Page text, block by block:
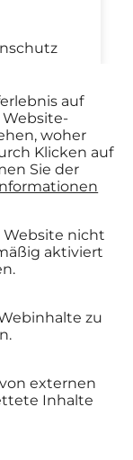
auf
Website-
woher
Klicken auf
Sie der
Website nicht
aktiviert
zu
externen
Inhalte